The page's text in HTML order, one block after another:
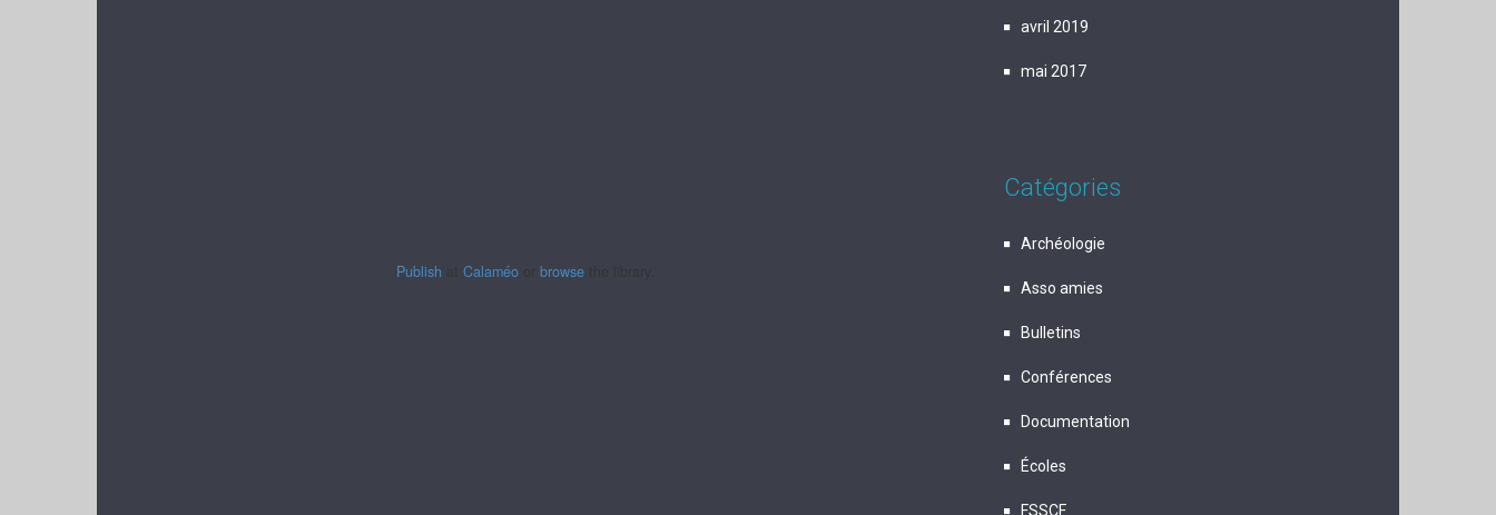
Publish Calaméo browse
avril 2019
mai 2017
Catégories
Archéologie
Asso amies
Bulletins
Conférences
Documentation
Écoles
FSSCF